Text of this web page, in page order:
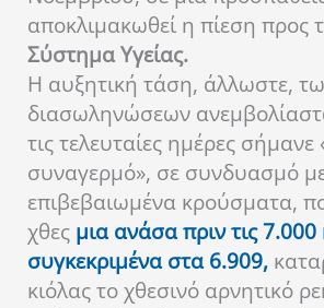
αποκλιμακωθεί η πίεση προς
Σύστημα Υγείας.
Η αυξητική τάση, άλλωστε,
διασωληνώσεων
τις τελευταίες ημέρες σήμανε
συναγερμό», σε συνδυασμό
επιβεβαιωμένα κρούσματα,
χθες μια ανάσα πριν τις 7.000
συγκεκριμένα στα 6.909,
κιόλας το χθεσινό αρνητικό